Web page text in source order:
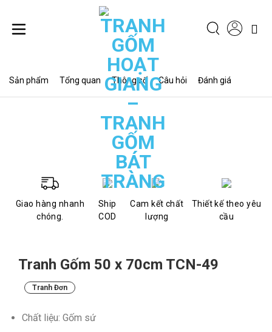
đến
nội
Sản phẩm Tổng quan Thông số Câu hỏi Đánh giá
Giao hàng nhanh
chóng.
Ship
COD
Cam kết chất
lượng
Thiết kế theo yêu
cầu
Tranh Gốm 50 x 70cm TCN-49
Tranh Đơn
Chất liệu: Gốm sứ